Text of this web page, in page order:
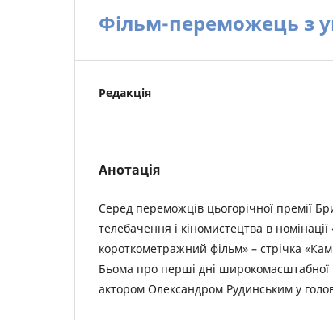
Фільм-переможець з
Редакція
Анотація
Серед переможців цьогорічної премії
телебачення і кіномистецтва в
короткометражний фільм» – стрічка
Бьома про перші дні широкомасштабної
актором Олександром Рудинським у